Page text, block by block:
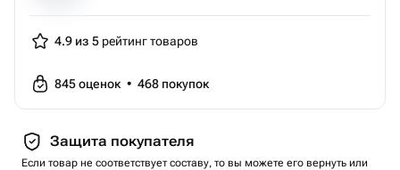
4.9 из 5 рейтинг товаров
845оценок • 468 покупок
Защита покупателя
Если товар не соответствует составу, то вы можете его вернуть или